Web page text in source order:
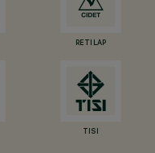
RETILAP
TISI